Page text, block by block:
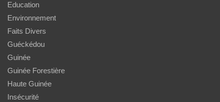
Education
Environnement
Faits Divers
Guéckédou
Guinée
Guinée Forestière
Haute Guinée
Insécurité